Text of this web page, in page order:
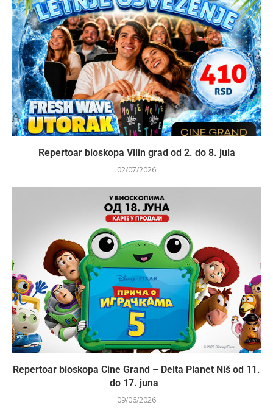
Repertoar bioskopa Vilin grad od 2. do 8. jula
02/07/2026
Repertoar bioskopa Cine Grand – Delta Planet Niš od 11.
do 17. juna
09/06/2026